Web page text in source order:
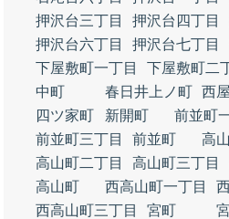
押沢台三丁目
押沢台四丁目
押沢台六丁目
押沢台七丁目
下屋敷町一丁目
下屋敷町二
中町
春日井上ノ町 西
四ツ家町
新開町 前並町
前並町三丁目
前並町
高
高山町二丁目
高山町三丁目
高山町
西高山町一丁目
西高山町三丁目
宮町